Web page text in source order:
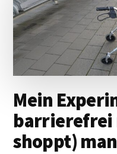
Mein
barrierefrei
shoppt)